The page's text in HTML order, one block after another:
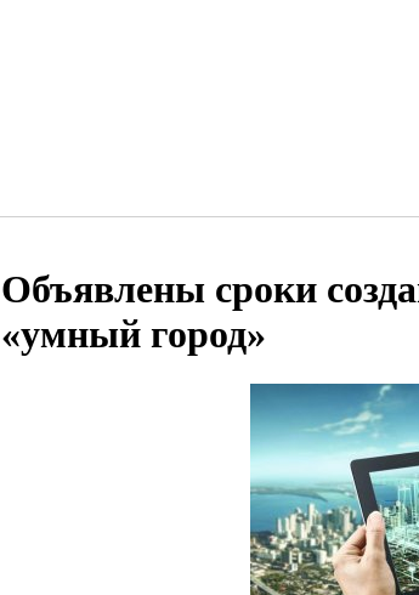
Объявлены сроки
«умный город»